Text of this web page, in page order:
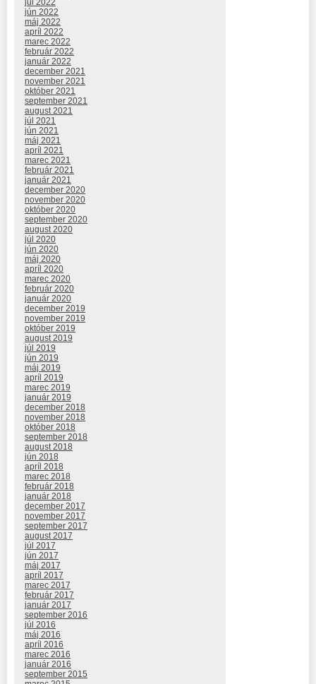
jún 2022
máj 2022
apríl 2022
marec 2022
február 2022
január 2022
december 2021
november 2021
október 2021
september 2021
august 2021
júl 2021
jún 2021
máj 2021
apríl 2021
marec 2021
február 2021
január 2021
december 2020
november 2020
október 2020
september 2020
august 2020
júl 2020
jún 2020
máj 2020
apríl 2020
marec 2020
február 2020
január 2020
december 2019
november 2019
október 2019
august 2019
júl 2019
jún 2019
máj 2019
apríl 2019
marec 2019
január 2019
december 2018
november 2018
október 2018
september 2018
august 2018
jún 2018
apríl 2018
marec 2018
február 2018
január 2018
december 2017
november 2017
september 2017
august 2017
júl 2017
jún 2017
máj 2017
apríl 2017
marec 2017
február 2017
január 2017
september 2016
júl 2016
máj 2016
apríl 2016
marec 2016
január 2016
september 2015